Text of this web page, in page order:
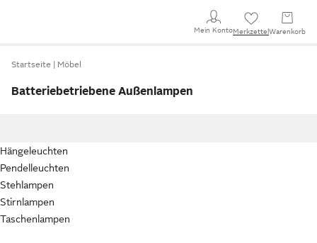
Mein KontoMerkzettel Warenkorb
Startseite Möbel
Batteriebetriebene Außenlampen
Hängeleuchten
Pendelleuchten
Stehlampen
Stirnlampen
Taschenlampen